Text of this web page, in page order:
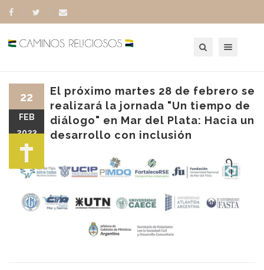
El próximo martes 28 de febrero se
realizará la jornada "Un tiempo de
diálogo" en Mar del Plata: Hacia un
desarrollo con inclusión
22
FEB
2023